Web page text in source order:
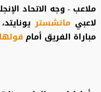
ملاعب - وجه الاتحاد
لاعبي مانشستر
مباراة الفريق أمام